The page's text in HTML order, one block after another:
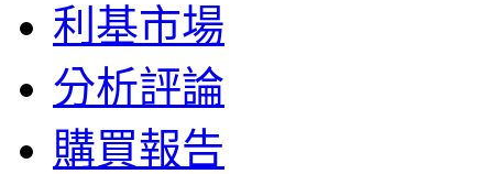
利基市場
分析評論
購買報告